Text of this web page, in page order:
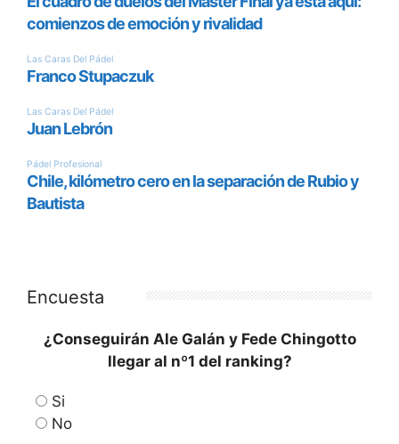
Encuesta
¿Conseguirán Ale Galán y Fede Chingotto
llegar al nº1 del ranking?
Si
No